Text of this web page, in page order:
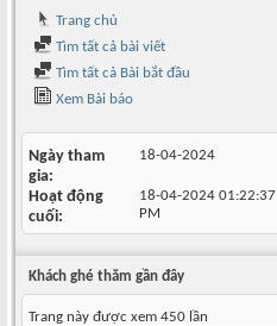
Trang chủ
Tìm tất cả bài viết
Tìm tất cả Bài bắt đầu
Xem Bài báo
Ngày tham
gia
18-04-2024
Hoạt động
cuối
18-04-2024 01:22:37
PM
Khách ghé thăm gần đây
Trang này được xem 450 lần